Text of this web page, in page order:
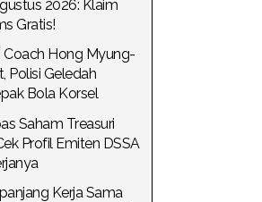
2026: Klaim
Gratis!
Coach Hong Myung-
Polisi Geledah
Bola Korsel
Saham Treasuri
Profil Emiten DSSA
Kerja Sama